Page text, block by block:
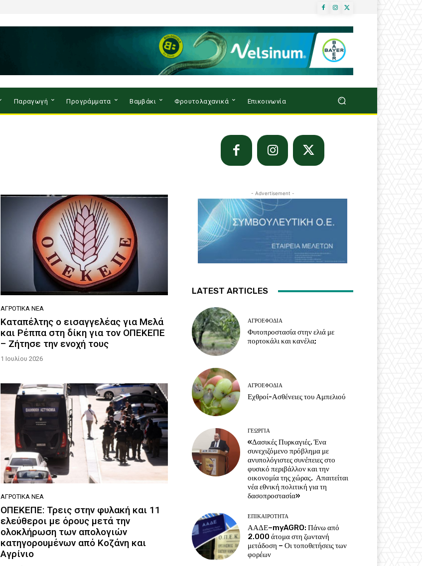
Παραγωγή Προγράμματα Βαμβάκι Φρουτολαχανικά Επικοινωνία
ΑΓΡΟΤΙΚΆ ΝΈΑ
Καταπέλτης ο εισαγγελέας για Μελά
και Ρέππα στη δίκη για τον ΟΠΕΚΕΠΕ
– Ζήτησε την ενοχή τους
1 Ιουλίου 2026
ΑΓΡΟΤΙΚΆ ΝΈΑ
ΟΠΕΚΕΠΕ: Τρεις στην φυλακή και 11
ελεύθεροι με όρους μετά την
ολοκλήρωση των απολογιών
κατηγορουμένων από Κοζάνη και
Αγρίνιο
- Advertisement -
LATEST ARTICLES
ΑΓΡΟΕΦΌΔΙΑ
Φυτοπροστασία στην ελιά με
πορτοκάλι και κανέλα;
ΑΓΡΟΕΦΌΔΙΑ
Εχθροί-Ασθένειες του Αμπελιού
ΓΕΩΡΓΊΑ
«Δασικές Πυρκαγιές. Ένα
συνεχιζόμενο πρόβλημα με
ανυπολόγιστες συνέπειες στο
φυσικό περιβάλλον και την
οικονομία της χώρας. Απαιτείται
νέα εθνική πολιτική για τη
δασοπροστασία»
ΕΠΙΚΑΙΡΌΤΗΤΑ
ΑΑΔΕ–myAGRO: Πάνω από
2.000 άτομα στη ζωντανή
μετάδοση – Οι τοποθετήσεις των
φορέων